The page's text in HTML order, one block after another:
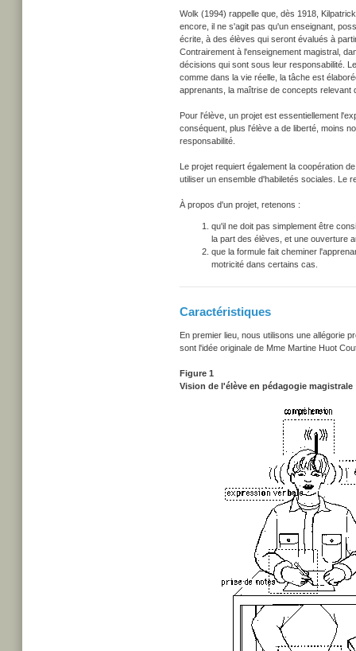
Wolk (1994) rappelle que, dès 1918,
encore, il ne s'agit pas qu'un enseignant,
écrite, à des élèves qui seront évalués à
Contrairement à l'enseignement magistral,
décisions qui sont sous leur responsabilité.
comme dans la vie réelle, la tâche est
apprenants, la maîtrise de concepts relevant
Pour l'élève, un projet est essentiellement
conséquent, plus l'élève a de liberté, moins
responsabilité.
Le projet requiert également la coopération
utiliser un ensemble d'habiletés sociales. Le
À propos d'un projet, retenons :
qu'il ne doit pas simplement être
la part des élèves, et une ouverture
que la formule fait cheminer
motricité dans certains cas.
Caractéristiques
En premier lieu, nous utilisons une allégorie
sont l'idée originale de Mme Martine Huot
Figure 1
Vision de l'élève en pédagogie magistrale